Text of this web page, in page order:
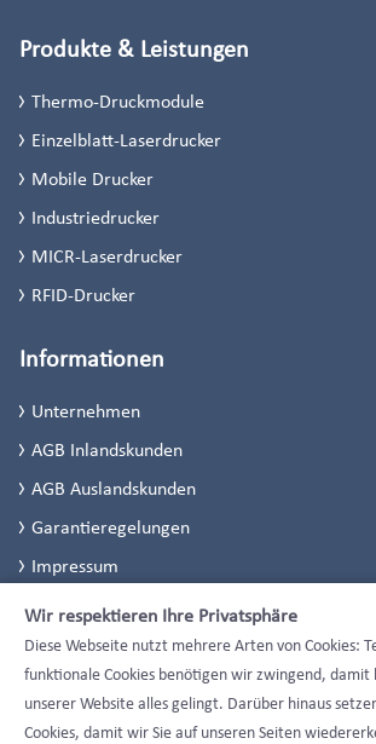
Produkte & Leistungen
Thermo-Druckmodule
Einzelblatt-Laserdrucker
Mobile Drucker
Industriedrucker
MICR-Laserdrucker
RFID-Drucker
Informationen
Unternehmen
AGB Inlandskunden
AGB Auslandskunden
Garantieregelungen
Impressum
Datenschutzerklärung
Datenschutzeinstellungen
Wir respektieren Ihre Privatsphäre
Diese Webseite nutzt mehrere Arten von Cookies:
funktionale Cookies benötigen wir zwingend, damit
unserer Website alles gelingt. Darüber hinaus
Cookies, damit wir Sie auf unseren Seiten